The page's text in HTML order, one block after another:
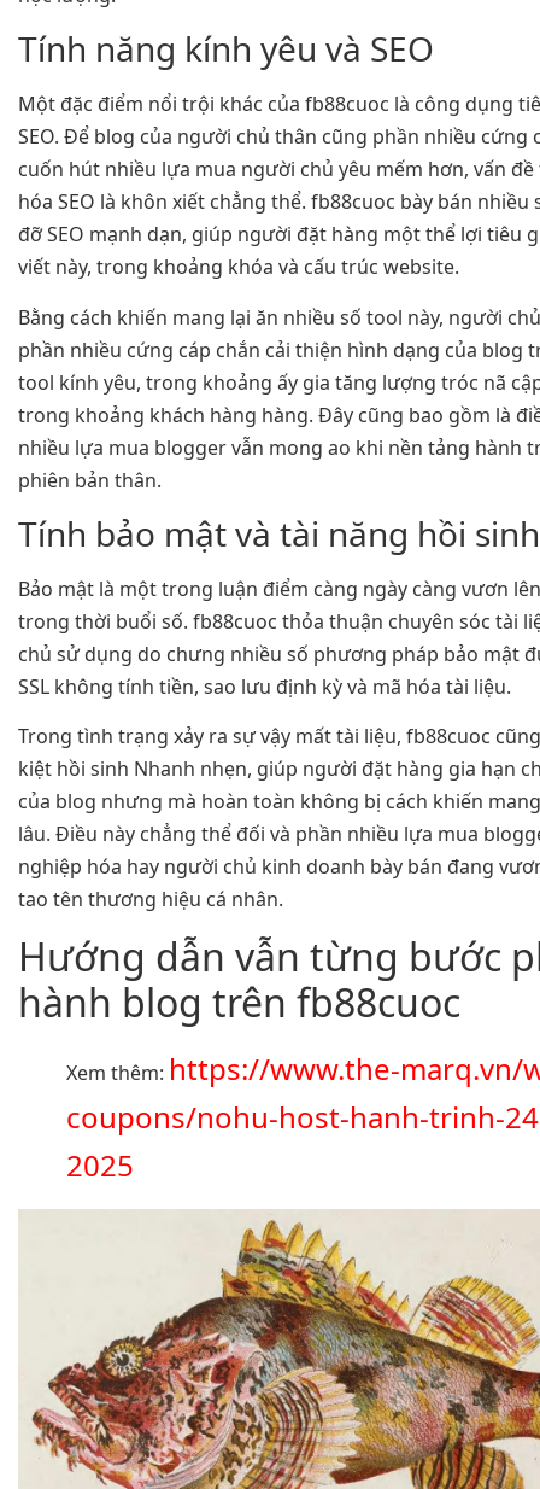
Tính năng kính yêu và SEO
Một đặc điểm nổi trội khác của fb88cuoc là công dụng
SEO. Để blog của người chủ thân cũng phần nhiều cứng
cuốn hút nhiều lựa mua người chủ yêu mếm hơn, vấn
hóa SEO là khôn xiết chẳng thể. fb88cuoc bày bán nhiều
đỡ SEO mạnh dạn, giúp người đặt hàng một thể lợi tiêu
viết này, trong khoảng khóa và cấu trúc website.
Bằng cách khiến mang lại ăn nhiều số tool này, người
phần nhiều cứng cáp chắn cải thiện hình dạng của blog
tool kính yêu, trong khoảng ấy gia tăng lượng tróc nã
trong khoảng khách hàng hàng. Đây cũng bao gồm là
nhiều lựa mua blogger vẫn mong ao khi nền tảng hành
phiên bản thân.
Tính bảo mật và tài năng hồi
Bảo mật là một trong luận điểm càng ngày càng vươn
trong thời buổi số. fb88cuoc thỏa thuận chuyên sóc tài
chủ sử dụng do chưng nhiều số phương pháp bảo mật
SSL không tính tiền, sao lưu định kỳ và mã hóa tài liệu.
Trong tình trạng xảy ra sự vậy mất tài liệu, fb88cuoc
kiệt hồi sinh Nhanh nhẹn, giúp người đặt hàng gia hạn
của blog nhưng mà hoàn toàn không bị cách khiến
lâu. Điều này chẳng thể đối và phần nhiều lựa mua
nghiệp hóa hay người chủ kinh doanh bày bán đang
tao tên thương hiệu cá nhân.
Hướng dẫn vẫn từng bước
hành blog trên fb88cuoc
Xem thêm: https://www.the-marq.vn/
coupons/nohu-host-hanh-trinh-
2025